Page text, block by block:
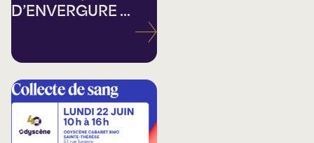
D’ENVERGURE ...